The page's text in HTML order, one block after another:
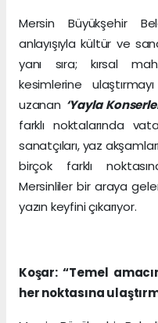
Mersin Büyükşehir
anlayışıyla kültür ve
yanı sıra; kırsal
kesimlerine
uzanan ‘Yayla
farklı noktalarında
sanatçıları, yaz
birçok farklı
Mersinliler bir araya
yazın keyfini çıkarıyor.
Koşar: “Temel
her noktasına